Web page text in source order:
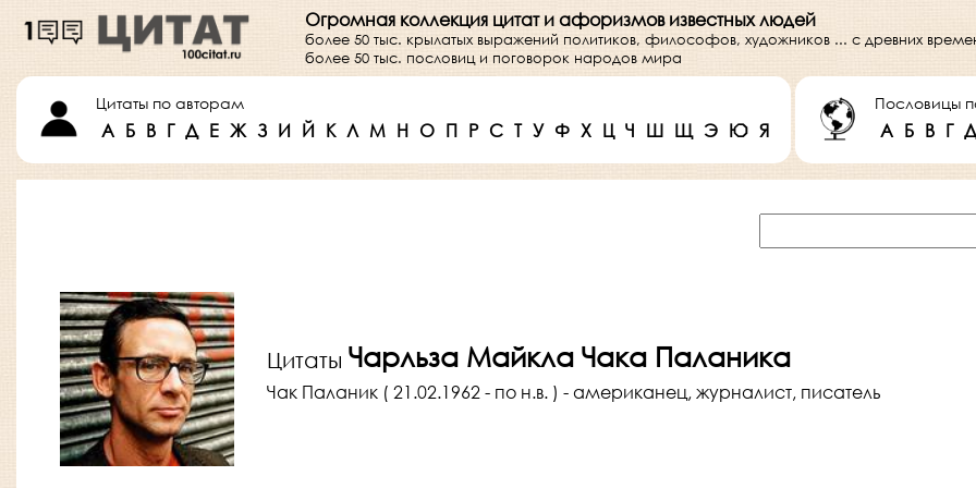
Огромная коллекция цитат и афоризмов известных людей
более 50 тыс. крылатых выражений политиков, философов, художников ... с древних
более 50 тыс. пословиц и поговорок народов мира
Цитаты по авторам
А Б В Г Д Е Ж З И Й К Л М Н О П Р С Т У Ф Х Ц Ч Ш Щ Э Ю Я
Пословицы
А Б В Г Д
Цитаты Чарльза Майкла Чака Паланика
Чак Паланик ( 21.02.1962 - по н.в. ) - американец, журналист, писатель